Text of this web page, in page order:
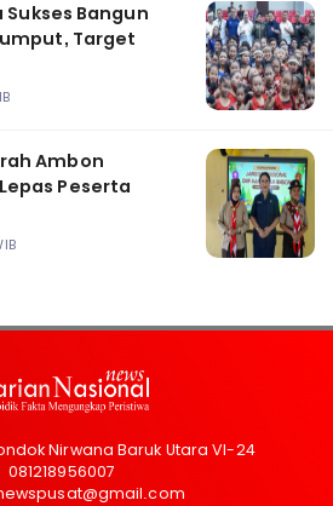
Sukses Bangun
Target
Ambon
Peserta
Nirwana Baruk Utara VI-24
081218956007